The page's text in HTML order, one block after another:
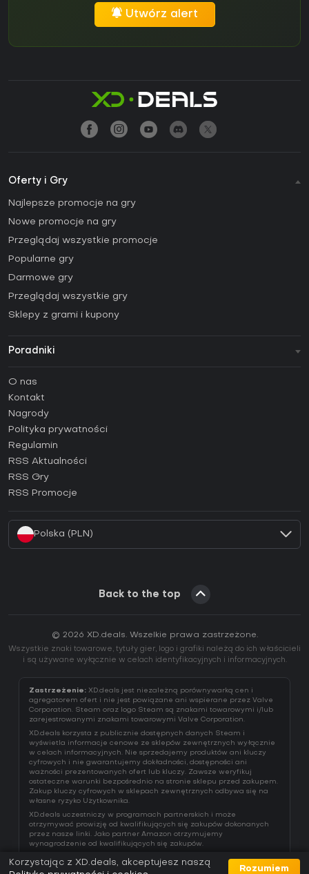
Utwórz alert
Oferty i Gry
Najlepsze promocje na gry
Nowe promocje na gry
Przeglądaj wszystkie promocje
Popularne gry
Darmowe gry
Przeglądaj wszystkie gry
Sklepy z grami i kupony
Poradniki
Poradniki
Jak aktywować klucz Steam (CD Key)?
Jak aktywować klucz Epic Games (CD Key)?
Jak aktywować klucz GOG (CD Key)?
Jak aktywować klucz Ubisoft Connect (CD Key)?
O nas
Kontakt
Nagrody
Polityka prywatności
Regulamin
RSS Aktualności
RSS Gry
RSS Promocje
Polska (PLN)
Back to the top
© 2026 XD.deals. Wszelkie prawa zastrzeżone.
Wszystkie znaki towarowe, tytuły gier, logo i grafiki należą do ich właścicieli
i są używane wyłącznie w celach identyfikacyjnych i informacyjnych.
Zastrzeżenie: XD.deals jest niezależną porównywarką cen i
agregatorem ofert i nie jest powiązane ani wspierane przez Valve
Corporation. Steam oraz logo Steam są znakami towarowymi i/lub
zarejestrowanymi znakami towarowymi Valve Corporation.
XD.deals korzysta z publicznie dostępnych danych Steam i
wyświetla informacje cenowe ze sklepów zewnętrznych wyłącznie
w celach informacyjnych. Nie sprzedajemy produktów ani kluczy
cyfrowych i nie gwarantujemy dokładności, dostępności ani
ważności prezentowanych ofert lub kluczy. Zawsze weryfikuj
ostateczne warunki bezpośrednio na stronie sklepu przed zakupem.
Zakup kluczy cyfrowych w sklepach zewnętrznych odbywa się na
własne ryzyko Użytkownika.
XD.deals uczestniczy w programach partnerskich i może
otrzymywać prowizję od kwalifikujących się zakupów dokonanych
przez nasze linki. Jako partner Amazon otrzymujemy
wynagrodzenie od kwalifikujących się zakupów.
Korzystając z XD.deals, akceptujesz naszą
Rozumiem